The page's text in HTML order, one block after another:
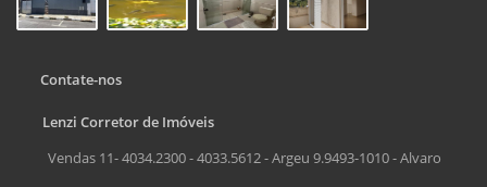
Contate-nos
Lenzi Corretor de Imóveis
Vendas 11- 4034.2300 - 4033.5612 - Argeu 9.9493-1010 - Alvaro